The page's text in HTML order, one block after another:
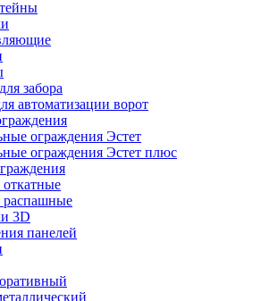
забора
автоматизации ворот
ограждения Эстет
ограждения Эстет плюс
распашные
3D
панелей